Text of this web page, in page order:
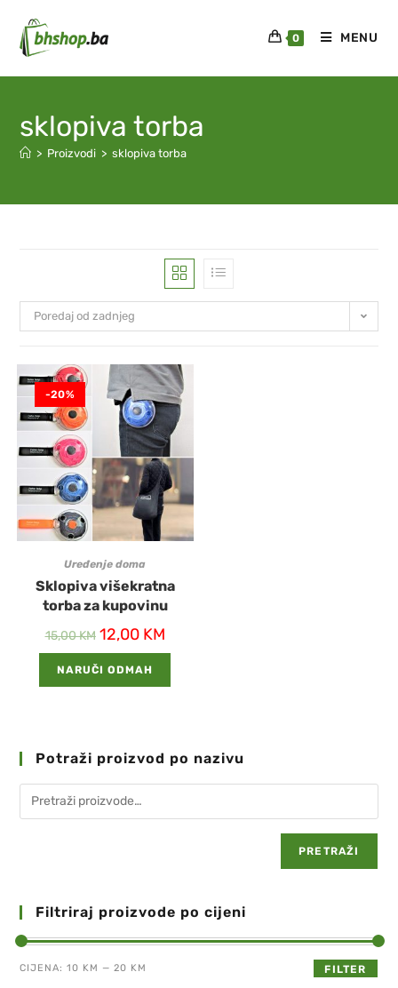
0 MENU
sklopiva torba
> Proizvodi > sklopiva torba
Poredaj od zadnjeg
-20%
Uređenje doma
Sklopiva višekratna
torba za kupovinu
15,00KM 12,00 KM
NARUČI ODMAH
Potraži proizvod po nazivu
PRETRAŽI
Filtriraj proizvode po cijeni
FILTER
CIJENA:10 KM —20 KM